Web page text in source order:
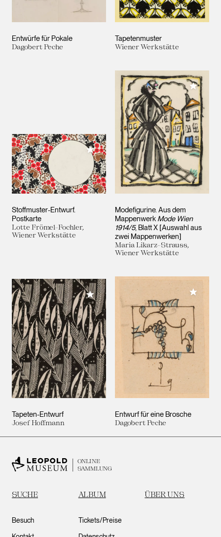
Entwürfe für Pokale
Dagobert Peche
Tapetenmuster
Wiener Werkstätte
Stoffmuster-Entwurf.
Postkarte
Lotte Frömel-Fochler,
Wiener Werkstätte
Meiner Sammlung hinzufügen
Modefigurine. Aus dem
Mappenwerk Mode Wien
1914/5, Blatt X [Auswahl aus
zwei Mappenwerken]
Maria Likarz-Strauss,
Wiener Werkstätte
Meiner
Tapeten-Entwurf
Josef Hoffmann
Meiner Sammlung hinzufügen
Entwurf für eine Brosche
Dagobert Peche
Meiner
ONLINE
SAMMLUNG
SUCHE ALBUM ÜBER UNS
Besuch Tickets/Preise